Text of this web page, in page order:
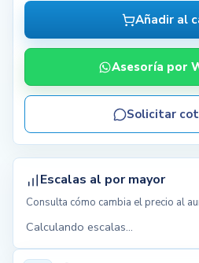
Añadir al
Asesoría por
Solicitar
Escalas al por mayor
Consulta cómo cambia el precio al
Calculando escalas...